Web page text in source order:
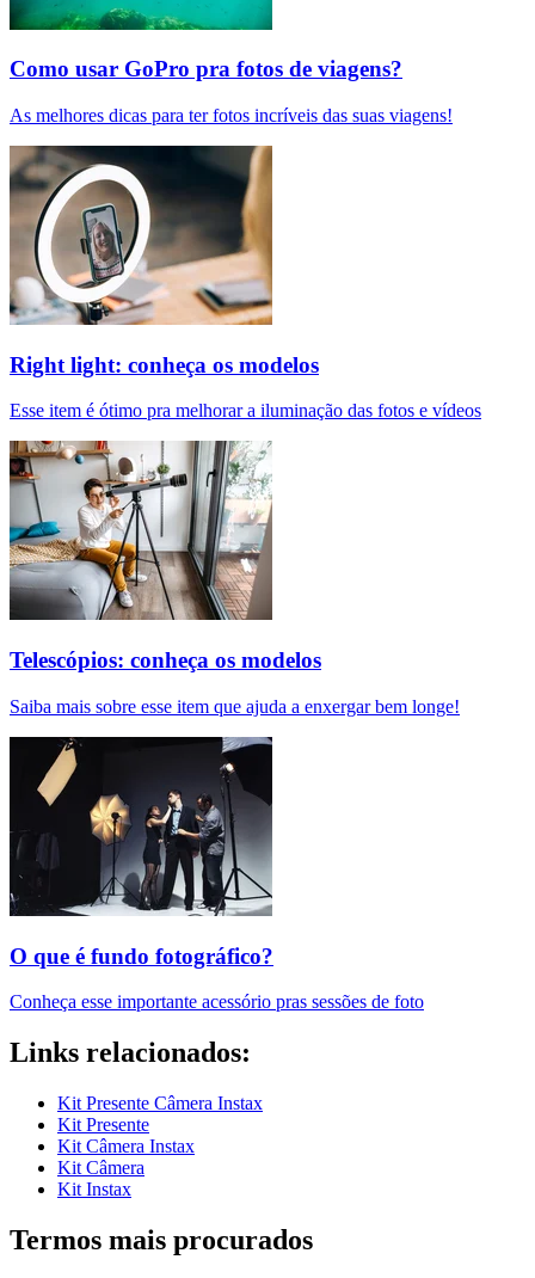
Como usar GoPro pra fotos de viagens?
As melhores dicas para ter fotos incríveis das suas viagens!
Right light: conheça os modelos
Esse item é ótimo pra melhorar a iluminação das fotos e vídeos
Telescópios: conheça os modelos
Saiba mais sobre esse item que ajuda a enxergar bem longe!
O que é fundo fotográfico?
Conheça esse importante acessório pras sessões de foto
Links relacionados:
Kit Presente Câmera Instax
Kit Presente
Kit Câmera Instax
Kit Câmera
Kit Instax
Termos mais procurados